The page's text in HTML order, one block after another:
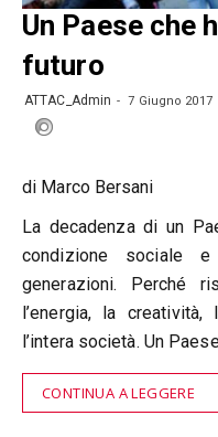
Un Paese che
futuro
ATTAC_Admin 7 Giugno 2017
di Marco Bersani
La decadenza di un
condizione sociale
generazioni. Perché
l’energia, la
l’intera società. Un
CONTINUA A LEGGERE